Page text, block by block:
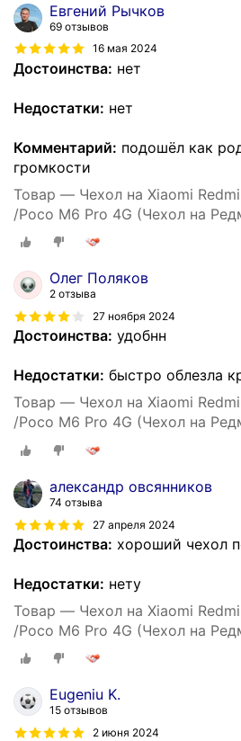
Евгений Рычков
69 отзывов
16 мая 2024
Достоинства: нет
Недостатки: нет
Комментарий: подошёл как
громкости
Товар — Чехол на Xiaomi
/Poco M6 Pro 4G (Чехол на
противоударный, усиленный,
Олег Поляков
2 отзыва
27 ноября 2024
Достоинства: удобнн
Недостатки: быстро облезла
Товар — Чехол на Xiaomi
/Poco M6 Pro 4G (Чехол на
противоударный, усиленный,
александр овсянников
74 отзыва
27 апреля 2024
Достоинства: хороший чехол
Недостатки: нету
Товар — Чехол на Xiaomi
/Poco M6 Pro 4G (Чехол на
противоударный, усиленный,
Eugeniu K.
15 отзывов
2 июня 2024